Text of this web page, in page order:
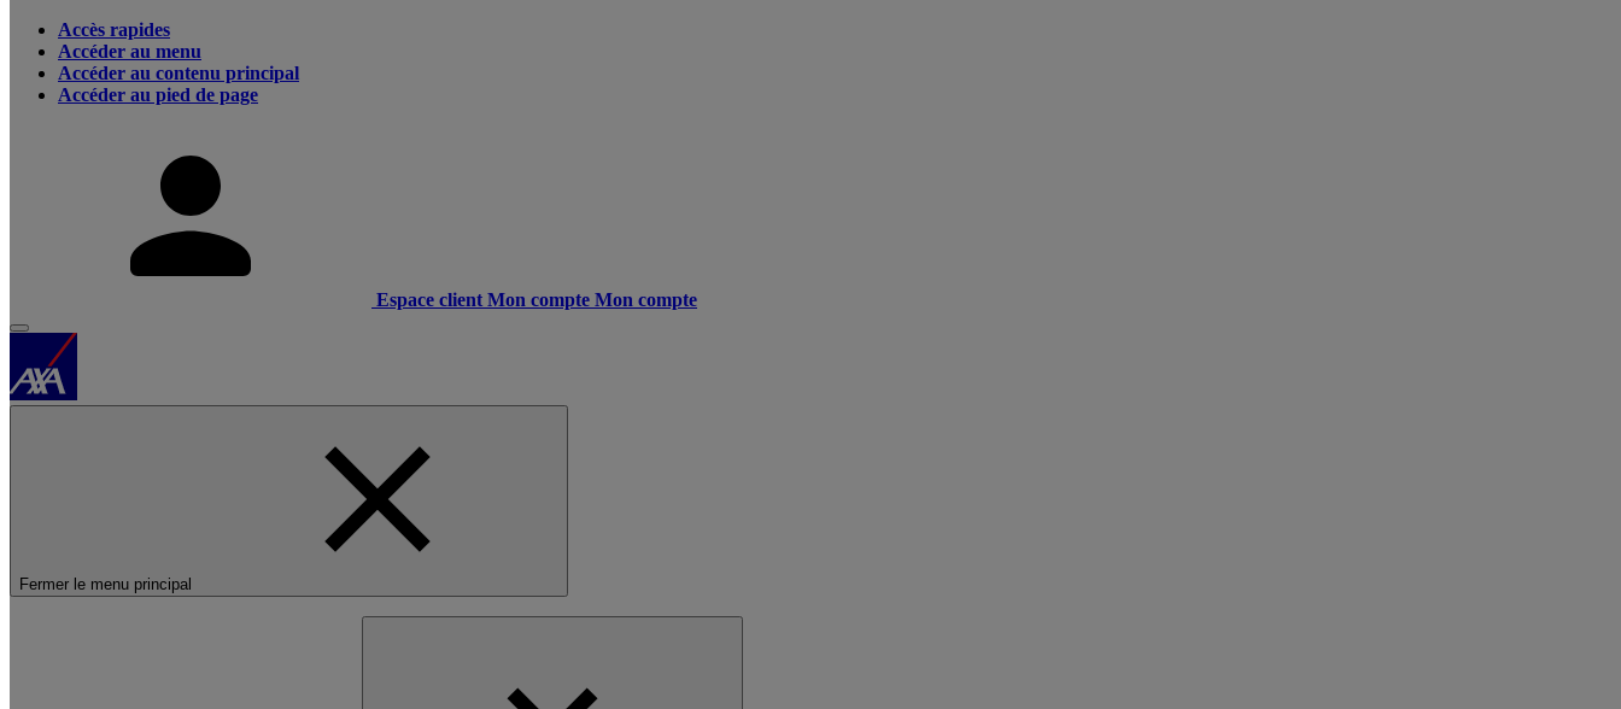
Accès rapides
Accéder au menu
Accéder au contenu principal
Accéder au pied de page
Espace client Mon compte Mon compte
Fermer le menu principal